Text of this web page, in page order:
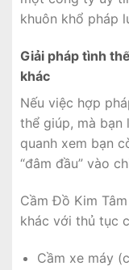
khuôn khổ pháp
Giải pháp tình
khác
Nếu việc hợp
thể giúp, mà bạn
quanh xem bạn
“đâm đầu” vào
Cầm Đồ Kim
khác với thủ tục
Cầm xe máy